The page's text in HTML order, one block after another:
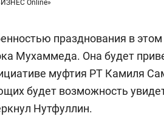
Online»
празднования в
Мухаммеда. Она будет
муфтия РТ Камиля
будет возможность
Нутфуллин.